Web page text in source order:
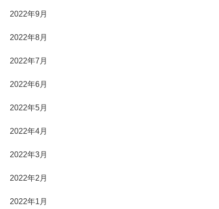
2022年9月
2022年8月
2022年7月
2022年6月
2022年5月
2022年4月
2022年3月
2022年2月
2022年1月